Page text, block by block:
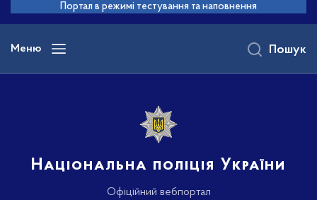
основного
вмісту
Портал в режимі тестування та наповнення
Меню
Національна поліція України
Офіційний вебпортал
Пошук